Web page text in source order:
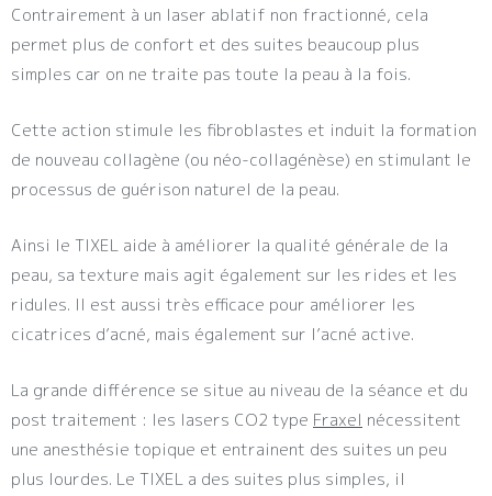
Contrairement à un laser ablatif non fractionné, cela
permet plus de confort et des suites beaucoup plus
simples car on ne traite pas toute la peau à la fois.
Cette action stimule les fibroblastes et induit la formation
de nouveau collagène (ou néo-collagénèse) en stimulant le
processus de guérison naturel de la peau.
Ainsi le TIXEL aide à améliorer la qualité générale de la
peau, sa texture mais agit également sur les rides et les
ridules. Il est aussi très efficace pour améliorer les
cicatrices d’acné, mais également sur l’acné active.
La grande différence se situe au niveau de la séance et du
post traitement : les lasers CO2 type Fraxel nécessitent
une anesthésie topique et entrainent des suites un peu
plus lourdes. Le TIXEL a des suites plus simples, il